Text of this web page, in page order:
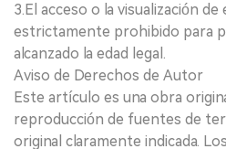
3.El acceso o la visualización
estrictamente prohibido para
alcanzado la edad legal.
Aviso de Derechos de Autor
Este artículo es una obra
reproducción de fuentes de
original claramente indicada.